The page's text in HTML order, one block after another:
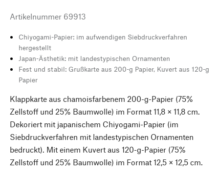
Artikelnummer 69913
Chiyogami-Papier: im aufwendigen Siebdruckverfahren
hergestellt
Japan-Ästhetik: mit landestypischen Ornamenten
Fest und stabil: Grußkarte aus 200-g Papier, Kuvert aus 120-g
Papier
Klappkarte aus chamoisfarbenem 200-g-Papier (75%
Zellstoff und 25% Baumwolle) im Format 11,8 × 11,8 cm.
Dekoriert mit japanischem Chiyogami-Papier (im
Siebdruckverfahren mit landestypischen Ornamenten
bedruckt). Mit einem Kuvert aus 120-g-Papier (75%
Zellstoff und 25% Baumwolle) im Format 12,5 × 12,5 cm.